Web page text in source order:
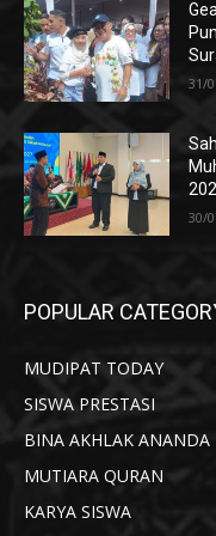
31/
30/
POPULAR
MUDIPAT TODAY
SISWA PRESTASI
BINA AKHLAK ANANDA
MUTIARA QURAN
KARYA SISWA